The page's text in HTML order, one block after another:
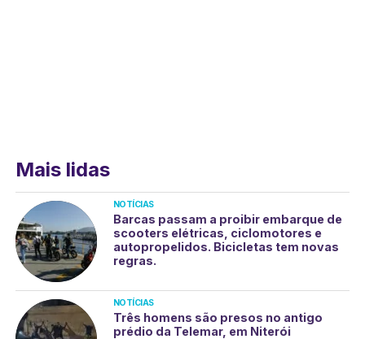
Mais lidas
NOTÍCIAS
Barcas passam a proibir embarque de
scooters elétricas, ciclomotores e
autopropelidos. Bicicletas tem novas
regras.
NOTÍCIAS
Três homens são presos no antigo
prédio da Telemar, em Niterói